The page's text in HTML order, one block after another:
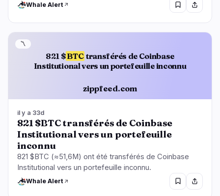
Whale Alert
821 $BTC transférés de Coinbase
Institutional vers un portefeuille inconnu
zippfeed.com
〽️
il y a 33d
821 $BTC transférés de Coinbase
Institutional vers un portefeuille
inconnu
821 $BTC (≈51,6M) ont été transférés de Coinbase
Institutional vers un portefeuille inconnu.
Whale Alert